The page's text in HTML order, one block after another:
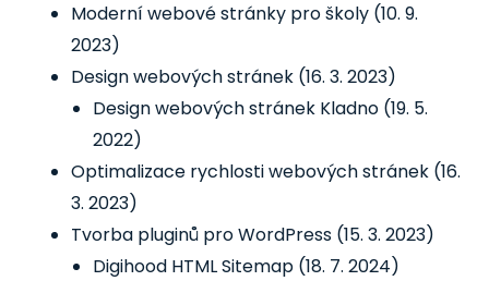
Moderní webové stránky pro školy (10. 9.
2023)
Design webových stránek (16. 3. 2023)
Design webových stránek Kladno (19. 5.
2022)
Optimalizace rychlosti webových stránek (16.
3. 2023)
Tvorba pluginů pro WordPress (15. 3. 2023)
Digihood HTML Sitemap (18. 7. 2024)